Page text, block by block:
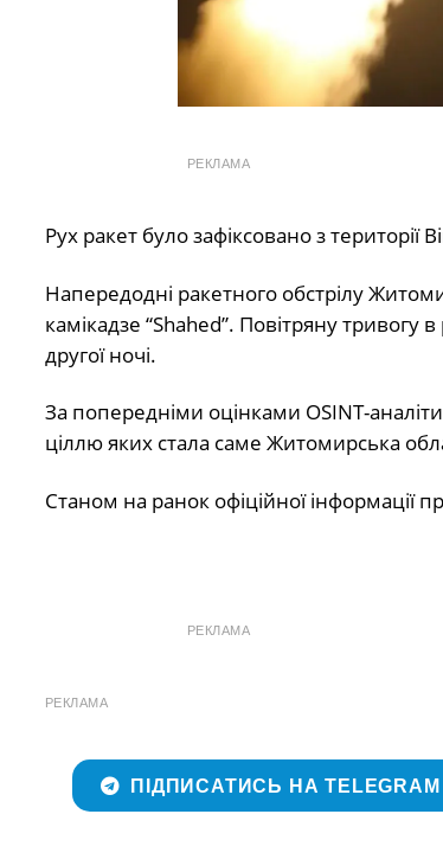
РЕКЛАМА
Рух ракет було зафіксовано з
Напередодні ракетного обстрілу
камікадзе “Shahed”. Повітряну тривогу
другої ночі.
За попередніми оцінками OSINT-
ціллю яких стала саме Житомирська
Станом на ранок офіційної
РЕКЛАМА
РЕКЛАМА
ПІДПИСАТИСЬ НА